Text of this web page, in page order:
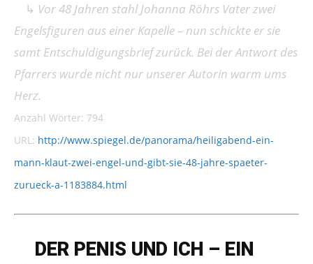
↳ Vor 48 Jahren stahl Johanna Röhrs Vater zwei
Engelsfiguren aus einer Kapelle – nun schickte er sie
samt Entschuldigungsbrief zurück. Bei der Antwort des
Pfarrers wurde nicht nur unserer Autorin warm ums
Herz.
Anzahl Wörter: 794
URL: http://www.spiegel.de/panorama/heiligabend-ein-
mann-klaut-zwei-engel-und-gibt-sie-48-jahre-spaeter-
zurueck-a-1183884.html
DER PENIS UND ICH – EIN